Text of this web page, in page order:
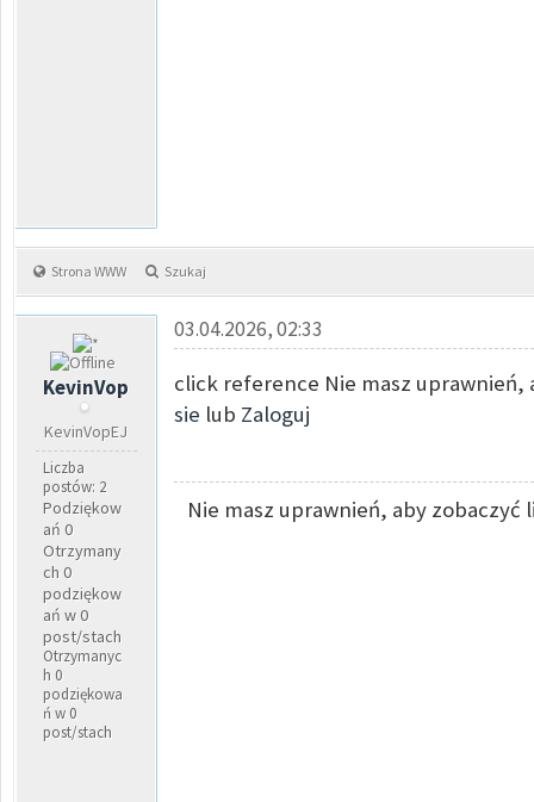
Strona WWW Szukaj
KevinVop
KevinVopEJ
Liczba
postów: 2
Podziękow
ań 0
Otrzymany
ch 0
podziękow
ań w 0
post/stach
Otrzymanyc
h 0
podziękowa
ń w 0
post/stach
03.04.2026, 02:33
click reference Nie masz
sie lub Zaloguj
Nie masz uprawnień, aby zobaczyć